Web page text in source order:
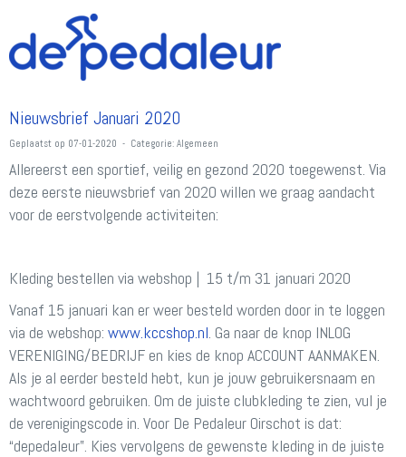
Nieuwsbrief Januari 2020
Geplaatst op 07-01-2020 - Categorie: Algemeen
Allereerst een sportief, veilig en gezond 2020 toegewenst. Via
deze eerste nieuwsbrief van 2020 willen we graag aandacht
voor de eerstvolgende activiteiten:
Kleding bestellen via webshop | 15 t/m 31 januari 2020
Vanaf 15 januari kan er weer besteld worden door in te loggen
via de webshop: www.kccshop.nl. Ga naar de knop INLOG
VERENIGING/BEDRIJF en kies de knop ACCOUNT AANMAKEN.
Als je al eerder besteld hebt, kun je jouw gebruikersnaam en
wachtwoord gebruiken. Om de juiste clubkleding te zien, vul je
de verenigingscode in. Voor De Pedaleur Oirschot is dat:
“depedaleur”. Kies vervolgens de gewenste kleding in de juiste